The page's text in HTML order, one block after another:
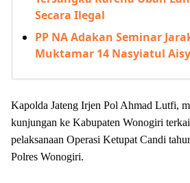
Secara Ilegal
PP NA Adakan Seminar
Muktamar 14 Nasyiatul
Kapolda Jateng Irjen Pol Ahmad Lutfi,
kunjungan ke Kabupaten Wonogiri
pelaksanaan Operasi Ketupat Candi
Polres Wonogiri.